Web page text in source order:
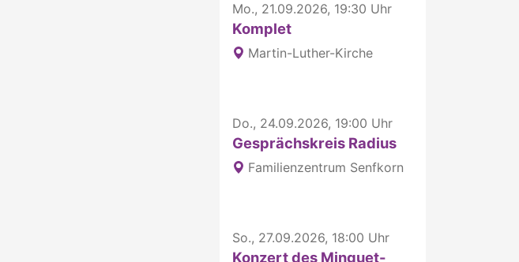
Mo., 21.09.2026, 19:30 Uhr
Komplet
Martin-Luther-Kirche
Do., 24.09.2026, 19:00 Uhr
Gesprächskreis Radius
Familienzentrum Senfkorn
So., 27.09.2026, 18:00 Uhr
Konzert des Minguet-